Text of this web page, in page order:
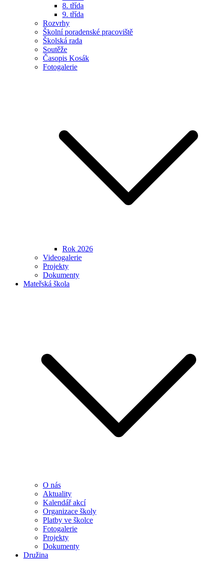
8. třída
9. třída
Rozvrhy
Školní poradenské pracoviště
Školská rada
Soutěže
Časopis Kosák
Fotogalerie
Rok 2026
Videogalerie
Projekty
Dokumenty
Mateřská škola
O nás
Aktuality
Kalendář akcí
Organizace školy
Platby ve školce
Fotogalerie
Projekty
Dokumenty
Družina